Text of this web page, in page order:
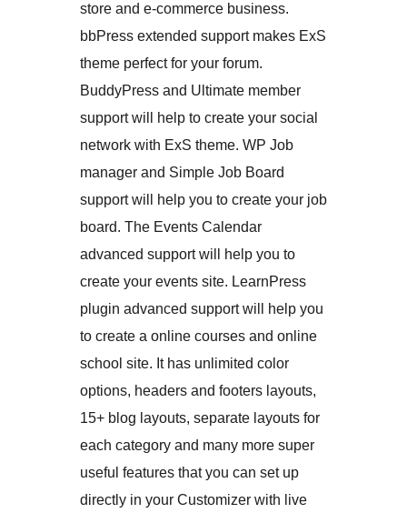
store and e-commerce business.
bbPress extended support makes ExS
theme perfect for your forum.
BuddyPress and Ultimate member
support will help to create your social
network with ExS theme. WP Job
manager and Simple Job Board
support will help you to create your job
board. The Events Calendar
advanced support will help you to
create your events site. LearnPress
plugin advanced support will help you
to create a online courses and online
school site. It has unlimited color
options, headers and footers layouts,
15+ blog layouts, separate layouts for
each category and many more super
useful features that you can set up
directly in your Customizer with live